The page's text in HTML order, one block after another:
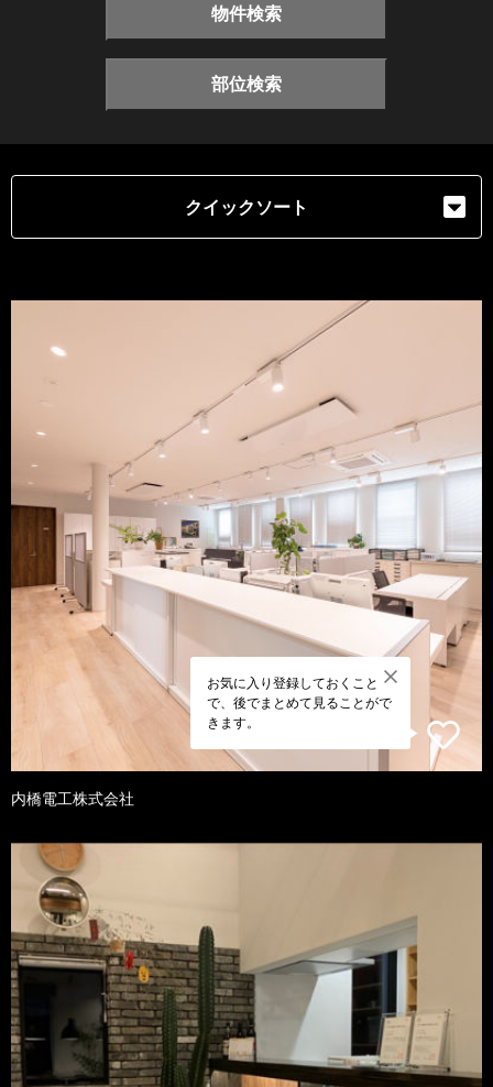
物件検索
部位検索
クイックソート
お気に入り登録しておくこと
で、後でまとめて見ることがで
きます。
内橋電工株式会社